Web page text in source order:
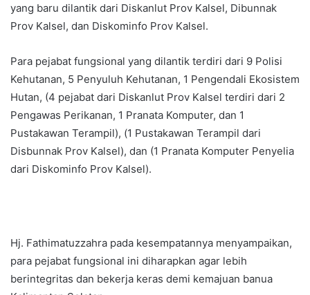
yang baru dilantik dari Diskanlut Prov Kalsel, Dibunnak
Prov Kalsel, dan Diskominfo Prov Kalsel.
Para pejabat fungsional yang dilantik terdiri dari 9 Polisi
Kehutanan, 5 Penyuluh Kehutanan, 1 Pengendali Ekosistem
Hutan, (4 pejabat dari Diskanlut Prov Kalsel terdiri dari 2
Pengawas Perikanan, 1 Pranata Komputer, dan 1
Pustakawan Terampil), (1 Pustakawan Terampil dari
Disbunnak Prov Kalsel), dan (1 Pranata Komputer Penyelia
dari Diskominfo Prov Kalsel).
Hj. Fathimatuzzahra pada kesempatannya menyampaikan,
para pejabat fungsional ini diharapkan agar lebih
berintegritas dan bekerja keras demi kemajuan banua